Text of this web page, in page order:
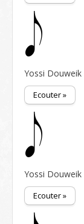
Yossi
Ecouter »
Yossi
Ecouter »